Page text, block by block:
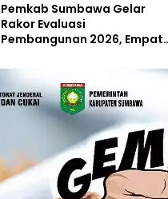
Pemkab Sumbawa Gelar
Rakor Evaluasi
Pembangunan 2026, Empat
Resmi Diluncurkan